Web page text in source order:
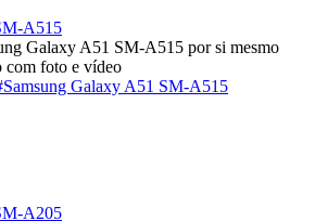
A515
Galaxy A51 SM-A515 por si mesmo
com foto e vídeo
Galaxy A51 SM-A515
A205